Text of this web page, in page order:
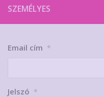
SZEMÉLYES
Email cím *
Jelszó *